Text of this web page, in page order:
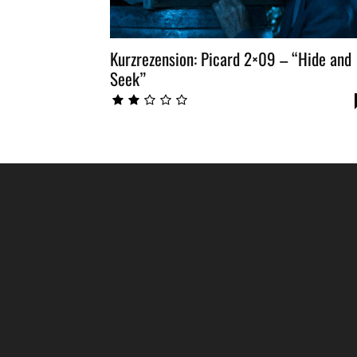
Kurzrezension: Picard 2×09 – “Hide and
Seek”